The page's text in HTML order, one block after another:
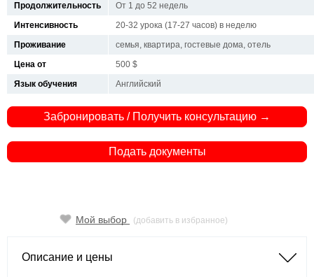
Продолжительность
От 1 до 52 недель
Интенсивность
20-32 урока (17-27 часов) в неделю
Проживание
семья, квартира, гостевые дома, отель
Цена от
500 $
Язык обучения
Английский
Забронировать / Получить консультацию →
Подать документы
Мой выбор (добавить в избранное)
Описание и цены